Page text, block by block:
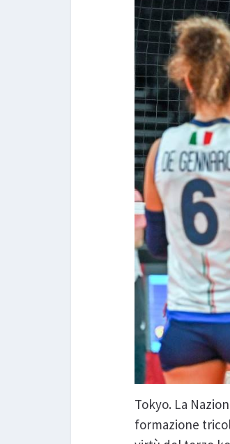
Tokyo. La
formazione